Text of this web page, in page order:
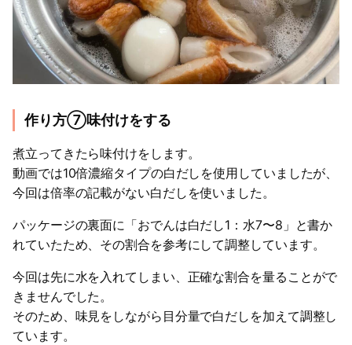
作り方⑦味付けをする
煮立ってきたら味付けをします。
動画では10倍濃縮タイプの白だしを使用していましたが、
今回は倍率の記載がない白だしを使いました。
パッケージの裏面に「おでんは白だし1：水7〜8」と書か
れていたため、その割合を参考にして調整しています。
今回は先に水を入れてしまい、正確な割合を量ることがで
きませんでした。
そのため、味見をしながら目分量で白だしを加えて調整し
ています。